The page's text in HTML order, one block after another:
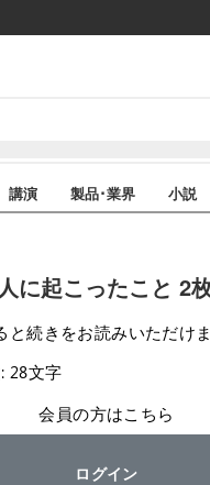
講演 製品･業界 小説
に起こったこと 2
と続きをお読みいただけ
28文字
会員の方はこちら
ログイン